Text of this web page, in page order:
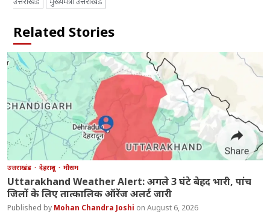
Related Stories
उत्तराखंड देहरादून मौसम
Uttarakhand Weather Alert: अगले 3 घंटे बेहद भारी, पांच
जिलों के लिए तात्कालिक ऑरेंज अलर्ट जारी
Mohan Chandra Joshi August 6, 2026